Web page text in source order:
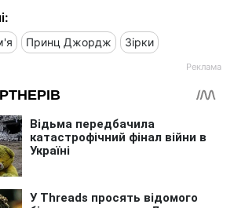
Принц Джордж Зірки